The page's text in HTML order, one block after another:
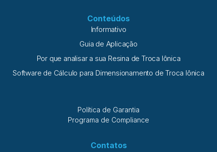
Conteúdos
Informativo
Guia de Aplicação
Por que analisar a sua Resina de Troca Iônica
Software de Cálculo para Dimensionamento de Troca Iônica
Política de Garantia
Programa de Compliance
Contatos